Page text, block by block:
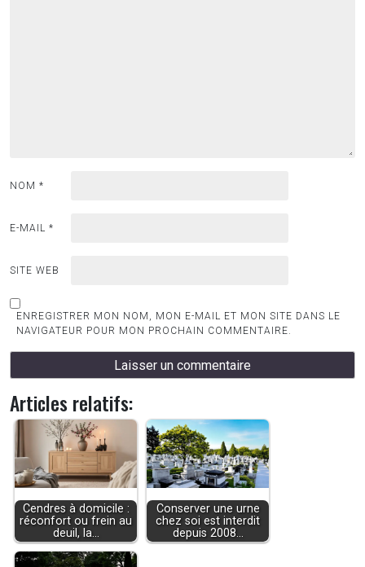
NOM *
E-MAIL *
SITE WEB
ENREGISTRER MON NOM, MON E-MAIL ET MON SITE DANS LE
NAVIGATEUR POUR MON PROCHAIN COMMENTAIRE.
Articles relatifs:
Cendres à domicile :
réconfort ou frein au
deuil, la…
Conserver une urne
chez soi est interdit
depuis 2008…